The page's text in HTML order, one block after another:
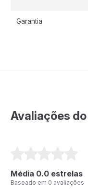
Garantia
Avaliações
Média 0.0 estrelas
Baseado em 0 avaliações